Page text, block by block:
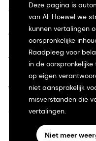
Deze pagina is
van AI. Hoewel we
kunnen vertalingen
oorspronkelijke
Raadpleeg voor
in de
op eigen
niet aansprakelijk
misverstanden die
vertalingen.
Niet meer
Algemene voorwaarden
Californië
Juridische informatie
Sitemap